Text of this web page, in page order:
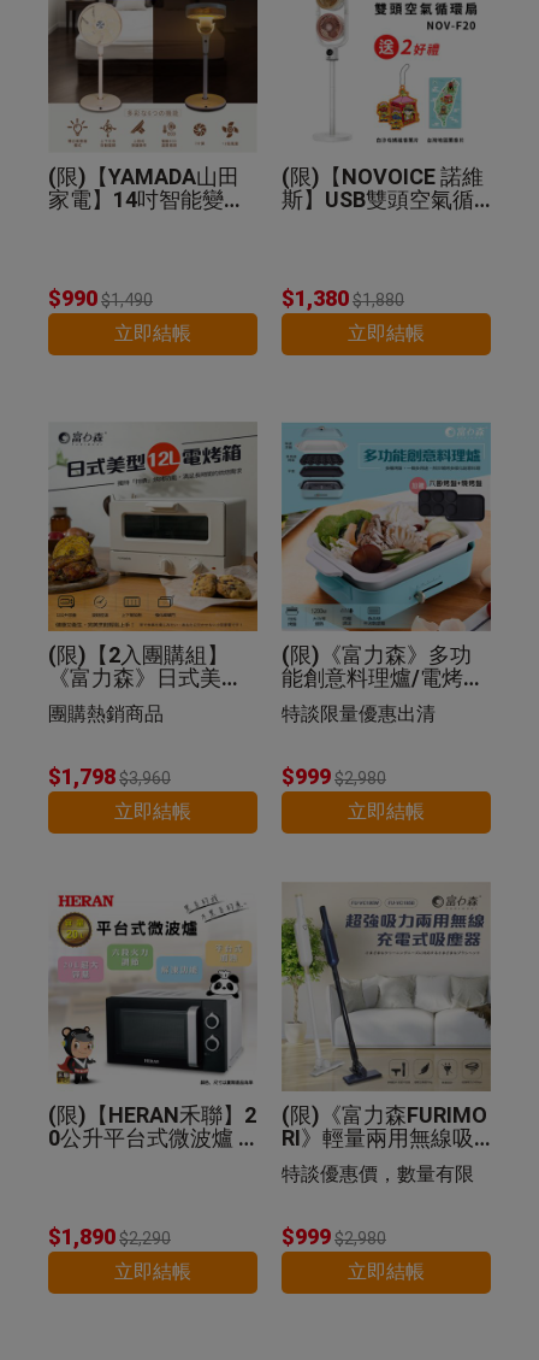
(限)【YAMADA山田
家電】14吋智能變頻
$990$1,490
立即結帳
(限)【NOVOICE 諾維
斯】USB雙頭空氣循
$1,380$1,880
立即結帳
(限)【2入團購組】
《富力森》日式美型1
2L電烤箱
團購熱銷商品
$1,798$3,960
立即結帳
(限)《富力森》多功
能創意料理爐/電烤盤
(豪華五件組)
特談限量優惠出清
$999$2,980
立即結帳
(限)【HERAN禾聯】2
0公升平台式微波爐 2
$1,890$2,290
立即結帳
(限)《富力森FURIMO
RI》輕量兩用無線吸
塵器
特談優惠價，數量有限
$999$2,980
立即結帳